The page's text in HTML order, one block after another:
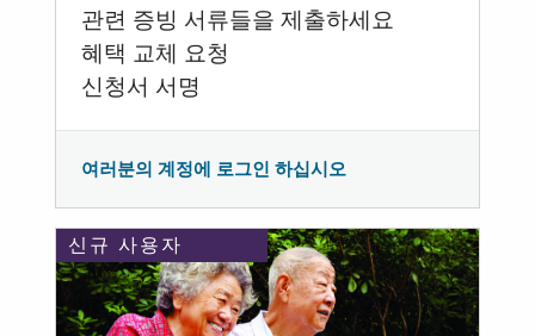
관련 증빙 서류들을 제출하세요
혜택 교체 요청
신청서 서명
여러분의 계정에 로그인 하십시오
신규 사용자